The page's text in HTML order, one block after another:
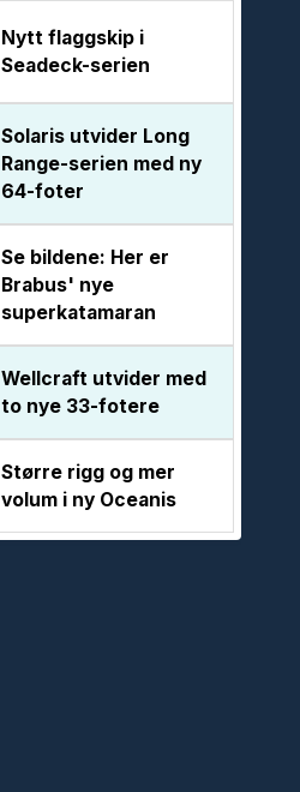
Nytt flaggskip i
Seadeck-serien
Solaris utvider Long
Range-serien med ny
64-foter
Se bildene: Her er
Brabus' nye
superkatamaran
Wellcraft utvider med
to nye 33-fotere
Større rigg og mer
volum i ny Oceanis